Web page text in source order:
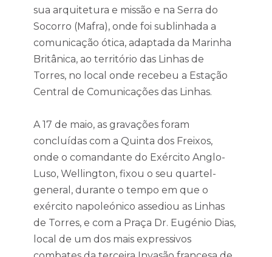
sua arquitetura e missão e na Serra do
Socorro (Mafra), onde foi sublinhada a
comunicação ótica, adaptada da Marinha
Britânica, ao território das Linhas de
Torres, no local onde recebeu a Estação
Central de Comunicações das Linhas.
A 17 de maio, as gravações foram
concluídas com a Quinta dos Freixos,
onde o comandante do Exército Anglo-
Luso, Wellington, fixou o seu quartel-
general, durante o tempo em que o
exército napoleónico assediou as Linhas
de Torres, e com a Praça Dr. Eugénio Dias,
local de um dos mais expressivos